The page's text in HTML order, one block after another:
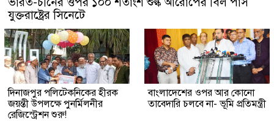
যুক্তরাষ্ট্রের সিনেটে
দিনাজপুর পলিটেকনিকের হীরক
জয়ন্তী উপলক্ষে পুনর্মিলনীর
রেজিস্ট্রেশন শুরু!
বাংলাদেশের ওপর আর কোনো
তাবেদারি চলবে না- ভূমি প্রতিমন্ত্রী